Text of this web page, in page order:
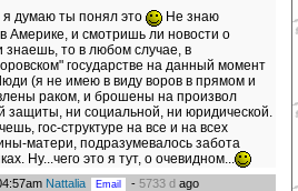
думаю ты понял это
Не знаю
Америке, и смотришь ли новости о
знаешь, то в любом случае, в
государстве на данный момент
(я не имею в виду воров в прямом и
раком, и брошены на произвол
защиты, ни социальной, ни юридической.
гос-структуре на все и на всех
матери, подразумевалось забота
Ну...чего это я тут, о очевидном...
Nattalia - 5733 dago